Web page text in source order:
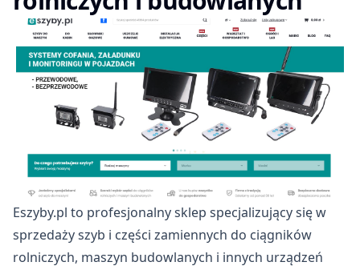
Eszyby.pl to profesjonalny sklep specjalizujący się w
sprzedaży szyb i części zamiennych do ciągników
rolniczych, maszyn budowlanych i innych urządzeń